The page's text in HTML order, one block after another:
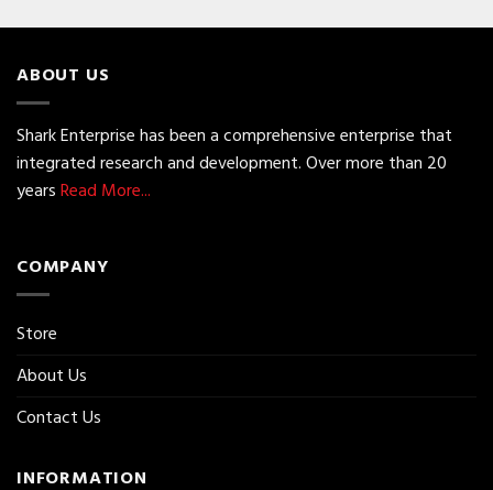
ABOUT US
Shark Enterprise has been a comprehensive enterprise that
integrated research and development. Over more than 20
yearsRead More...
COMPANY
Store
About Us
Contact Us
INFORMATION